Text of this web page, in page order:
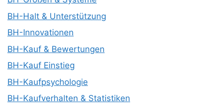
BH-Halt & Unterstützung
BH-Innovationen
BH-Kauf & Bewertungen
BH-Kauf Einstieg
BH-Kaufpsychologie
BH-Kaufverhalten & Statistiken